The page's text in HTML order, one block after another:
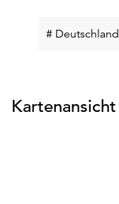
# Deutschland
Kartenansicht